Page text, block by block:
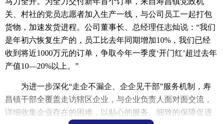
关、村社的党员志愿者加入生产一线，与公司员工一起打包
货物，加速发货进程。公司董事长、总经理任志灿说：“我们
是年初六恢复生产的，员工比去年同期增加10%，我们已经
收到将近1000万元的订单，争取今年一季度‘开门红’超过去年
产值10—20%以上。”
为进一步深化“走企不漏企、企企见干部”服务机制，寿
昌镇干部全覆盖走访辖区企业，与企业负责人面对面交流，
详细收集企业存在的困难，以贴心的服务、细致的保障促进